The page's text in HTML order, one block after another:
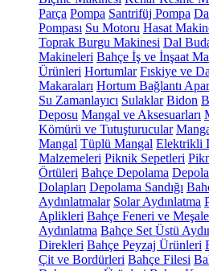
Parça Pompa Santrifüj Pompa
Pompası Su Motoru Hasat
Toprak Burgu Makinesi Dal
Makineleri Bahçe İş ve İnşaat
Ürünleri Hortumlar Fıskiye ve
Makaraları Hortum Bağlantı
Su Zamanlayıcı Sulaklar Bidon
Deposu Mangal ve Aksesuarları
Kömürü ve Tutuşturucular
Mangal Tüplü Mangal Elektrikli
Malzemeleri Piknik Sepetleri
Örtüleri Bahçe Depolama
Dolapları Depolama Sandığı
Aydınlatmalar Solar Aydınlatma
Aplikleri Bahçe Feneri ve
Aydınlatma Bahçe Set Üstü
Direkleri Bahçe Peyzaj Ürünleri
Çit ve Bordürleri Bahçe Filesi